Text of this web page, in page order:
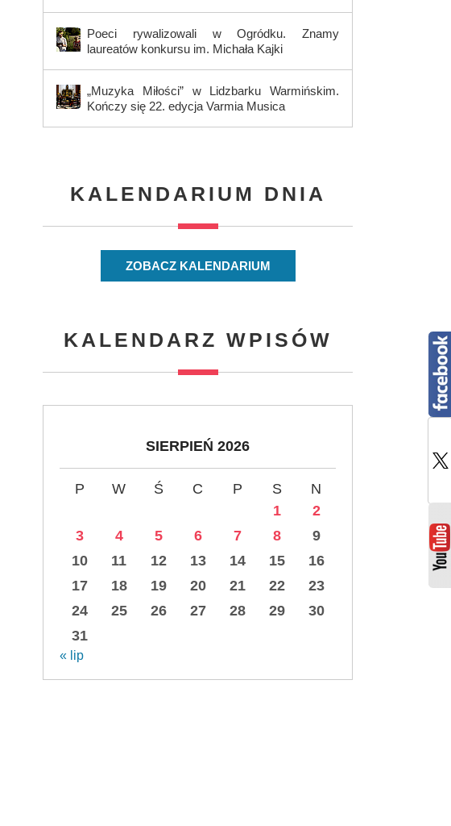
Poeci rywalizowali w Ogródku. Znamy
laureatów konkursu im. Michała Kajki
„Muzyka Miłości” w Lidzbarku Warmińskim.
Kończy się 22. edycja Varmia Musica
KALENDARIUM DNIA
ZOBACZ KALENDARIUM
KALENDARZ WPISÓW
SIERPIEŃ 2026
P W Ś C P S
N
1
2
3
4 5 6 7 8
9
10
11 12 13 14 15
16
17
18 19 20 21 22
23
24
25 26 27 28 29
30
31
« lip